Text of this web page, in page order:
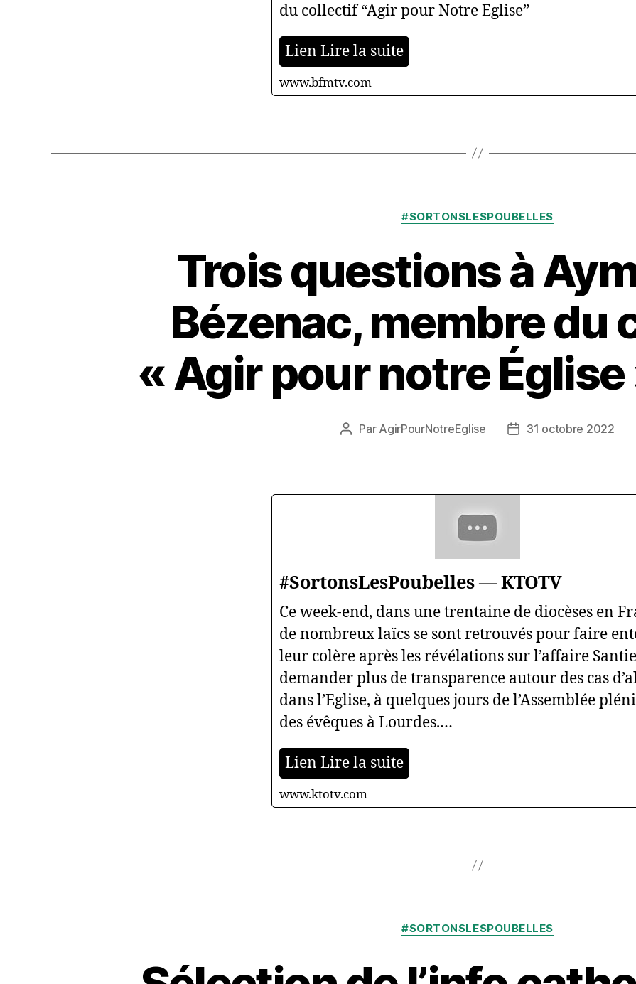
du collectif “Agir pour Notre Eglise”
Lien Lire la suite
www.bfmtv.com
Catégories
#SORTONSLESPOUBELLES
Trois questions à
Bézenac, membre du
« Agir pour notre
Auteur
Par AgirPourNotreEglise
Date31 octobre 2022
#SortonsLesPoubelles — KTOTV
Ce week-end, dans une trentaine de diocèses en
de nombreux laïcs se sont retrouvés pour faire
leur colère après les révélations sur l’affaire
demander plus de transparence autour des cas
dans l’Eglise, à quelques jours de l’Assemblée
des évêques à Lourdes.…
Lien Lire la suite
www.ktotv.com
Catégories
#SORTONSLESPOUBELLES